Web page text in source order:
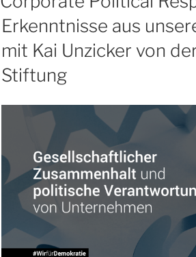
Erkenntnisse aus
mit Kai Unzicker von
Stiftung